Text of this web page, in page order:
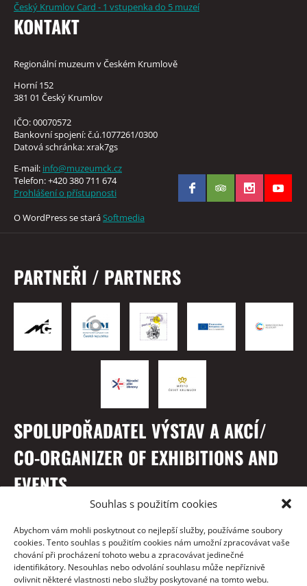
Souhlas s použitím cookies
Abychom vám mohli poskytnout co nejlepší služby, používáme soubory
cookies. Tento souhlas s použitím cookies nám umožní zpracovávat vaše
chování při procházení tohoto webu a zpracovávat jedinečné
identifikátory. Nesouhlas nebo odvolání souhlasu může nepříznivě
ovlivnit některé vlastnosti nebo služby poskytované na tomto webu.
Český Krumlov Card - 1 vstupenka do 5 muzeí
KONTAKT
Regionální muzeum v Českém Krumlově
Horní 152
381 01 Český Krumlov
IČO: 00070572
Bankovní spojení: č.ú.1077261/0300
Datová schránka: xrak7gs
E-mail: info@muzeumck.cz
Telefon: +420 380 711 674
Prohlášení o přístupnosti
O WordPress se staráSoftmedia
PARTNEŘI / PARTNERS
SPOLUPOŘADATEL VÝSTAV A AKCÍ/
CO-ORGANIZER OF EXHIBITIONS AND
EVENTS